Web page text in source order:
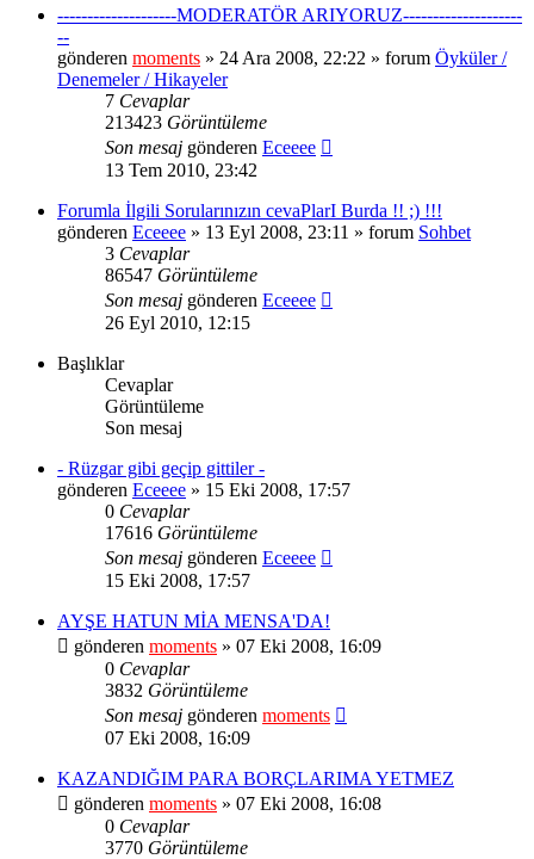
--------------------MODERATÖR ARIYORUZ--------------------
--
gönderen moments » 24 Ara 2008, 22:22 » forum Öyküler /
Denemeler / Hikayeler
7 Cevaplar
213423 Görüntüleme
Son mesaj gönderen Eceeee
13 Tem 2010, 23:42
Forumla İlgili Sorularınızın cevaPlarI Burda !! ;) !!!
gönderen Eceeee » 13 Eyl 2008, 23:11 » forum Sohbet
3 Cevaplar
86547 Görüntüleme
Son mesaj gönderen Eceeee
26 Eyl 2010, 12:15
Başlıklar
Cevaplar
Görüntüleme
Son mesaj
- Rüzgar gibi geçip gittiler -
gönderen Eceeee » 15 Eki 2008, 17:57
0 Cevaplar
17616 Görüntüleme
Son mesaj gönderen Eceeee
15 Eki 2008, 17:57
AYŞE HATUN MİA MENSA'DA!
gönderen moments » 07 Eki 2008, 16:09
0 Cevaplar
3832 Görüntüleme
Son mesaj gönderen moments
07 Eki 2008, 16:09
KAZANDIĞIM PARA BORÇLARIMA YETMEZ
gönderen moments » 07 Eki 2008, 16:08
0 Cevaplar
3770 Görüntüleme